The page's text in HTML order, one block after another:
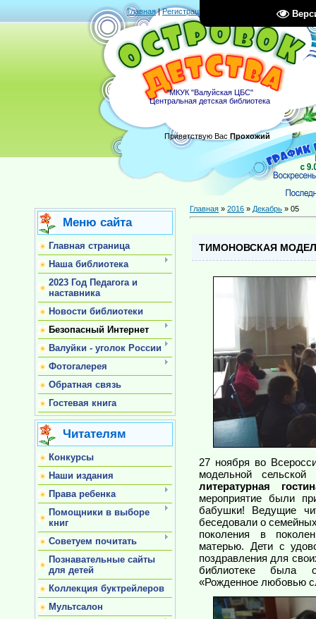
Главная|Регистрация
"МКУК "Валуйская ЦБС"
Центральная детская библиотека
Приветствую Вас Прохожий
Меню сайта
Главная страница
Наша библиотека
2023 Год Педагога и
наставника
Новости библиотеки
Безопасный Интернет
Валуйки - уголок России
Фотогалерея
Обратная связь
Гостевая книга
Читателям
Конкурсы
Наши издания
Права ребенка
Помощники в выборе
книг
Советуем почитать
Познавательные сайты
для детей
Коллекция буктрейлеров
Мультсалон
Главная » 2016 » Декабрь » 05
ТИМОНОВСКАЯ
27 ноября во
модельной
литературная
мероприятие были
бабушки! Ведущие
беседовали о
поколения в
матерью. Дети с
поздравления для
библиотеке была
«Рожденное любовью